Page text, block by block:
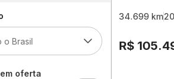
oferta
34.699 km
R$